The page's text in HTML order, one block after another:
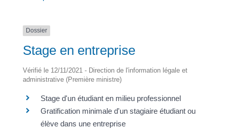
Dossier
Stage en entreprise
Vérifié le 12/11/2021 - Direction de l'information légale et
administrative (Première ministre)
Stage d'un étudiant en milieu professionnel
Gratification minimale d'un stagiaire étudiant ou
élève dans une entreprise